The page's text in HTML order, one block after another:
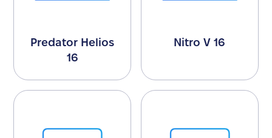
Predator Helios
16
Nitro V 16